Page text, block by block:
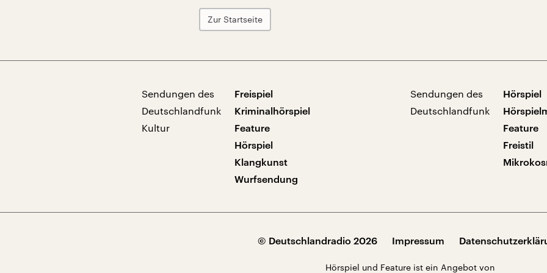
Zur Startseite
Sendungen des
Deutschlandfunk
Kultur
Freispiel
Kriminalhörspiel
Feature
Hörspiel
Klangkunst
Wurfsendung
Sendungen des
Deutschlandfunk
Hörspiel
Feature
Freistil
© Deutschlandradio 2026 Impressum
Hörspiel und Feature ist ein Angebot von